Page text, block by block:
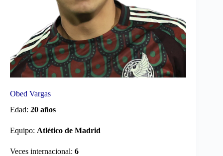
Obed Vargas
Edad: 20 años
Equipo: Atlético de Madrid
Veces internacional: 6